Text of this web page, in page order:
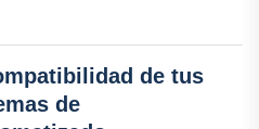
de tus
de